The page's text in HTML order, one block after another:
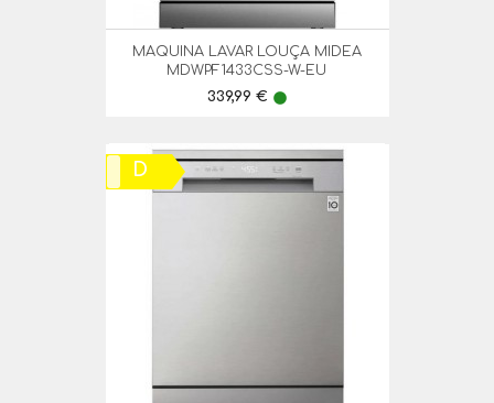
MAQUINA LAVAR LOUÇA MIDEA
MDWPF1433CSS-W-EU
Preço
339,99 € lens
D